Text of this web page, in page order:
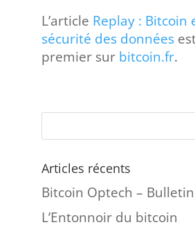
L’article Replay : Bitcoin
sécurité des données
premier sur bitcoin.fr.
Articles récents
Bitcoin Optech –
L’Entonnoir du bitcoin